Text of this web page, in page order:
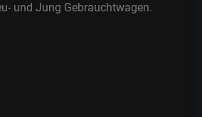
und Jung Gebrauchtwagen.